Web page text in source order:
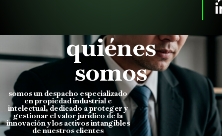
quiénes
somos
somos un despacho especializado
en propiedad industrial e
intelectual, dedicado a proteger y
gestionar el valor jurídico de la
innovación y los activos intangibles
de nuestros clientes